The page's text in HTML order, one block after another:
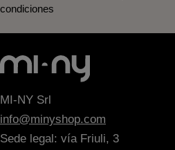
condiciones
MI-NY Srl
info@minyshop.com
Sede legal: vía Friuli, 3